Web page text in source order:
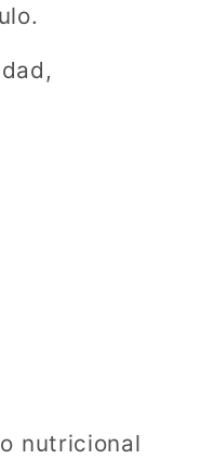
nutricional